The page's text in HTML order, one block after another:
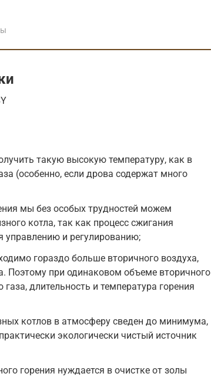
такую высокую температуру, как в
(особенно, если дрова содержат много
мы без особых трудностей можем
котла, так как процесс сжигания
управлению и регулированию;
гораздо больше вторичного воздуха,
Поэтому при одинаковом объеме вторичного
длительность и температура горения
котлов в атмосферу сведен до минимума,
экологически чистый источник
горения нуждается в очистке от золы